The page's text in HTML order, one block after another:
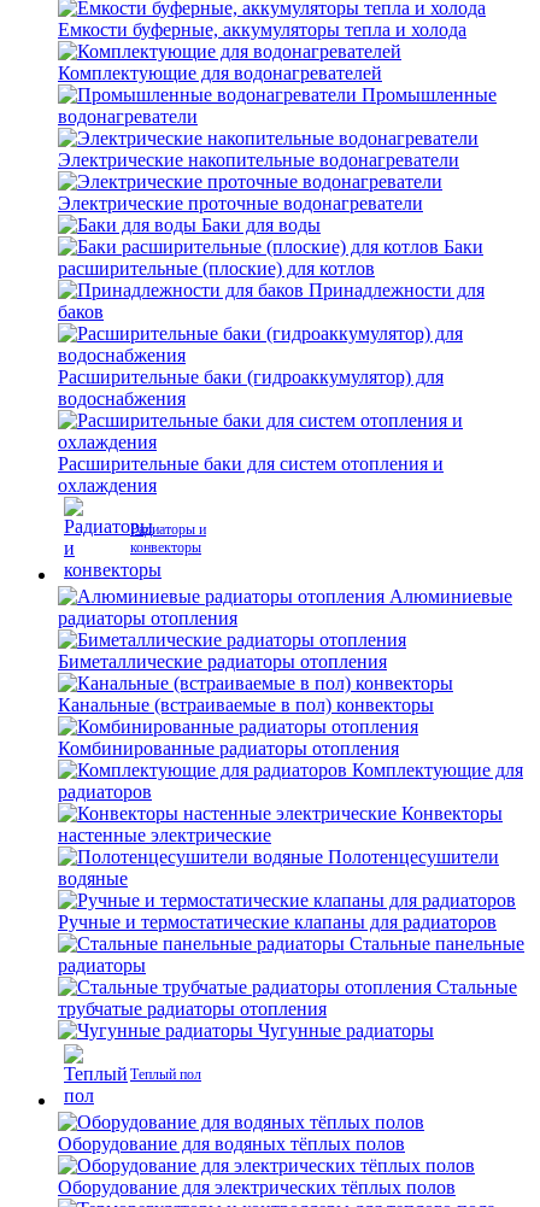
Емкости буферные, аккумуляторы тепла и холода
Комплектующие для водонагревателей
Промышленные
водонагреватели
Электрические накопительные водонагреватели
Электрические проточные водонагреватели
Баки для воды
Баки
расширительные (плоские) для котлов
Принадлежности для
баков
Расширительные баки (гидроаккумулятор) для
водоснабжения
Расширительные баки для систем отопления и
охлаждения
Радиаторы и
конвекторы
Алюминиевые
радиаторы отопления
Биметаллические радиаторы отопления
Канальные (встраиваемые в пол) конвекторы
Комбинированные радиаторы отопления
Комплектующие для
радиаторов
Конвекторы
настенные электрические
Полотенцесушители
водяные
Ручные и термостатические клапаны для радиаторов
Стальные панельные
радиаторы
Стальные
трубчатые радиаторы отопления
Чугунные радиаторы
Теплый пол
Оборудование для водяных тёплых полов
Оборудование для электрических тёплых полов